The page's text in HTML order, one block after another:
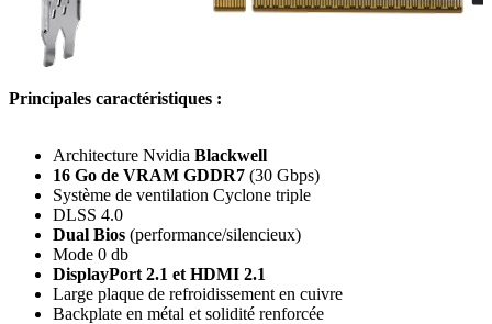
Principales caractéristiques :
Architecture Nvidia Blackwell
16 Go de VRAM GDDR7 (30 Gbps)
Système de ventilation Cyclone triple
DLSS 4.0
Dual Bios (performance/silencieux)
Mode 0 db
DisplayPort 2.1 et HDMI 2.1
Large plaque de refroidissement en cuivre
Backplate en métal et solidité renforcée